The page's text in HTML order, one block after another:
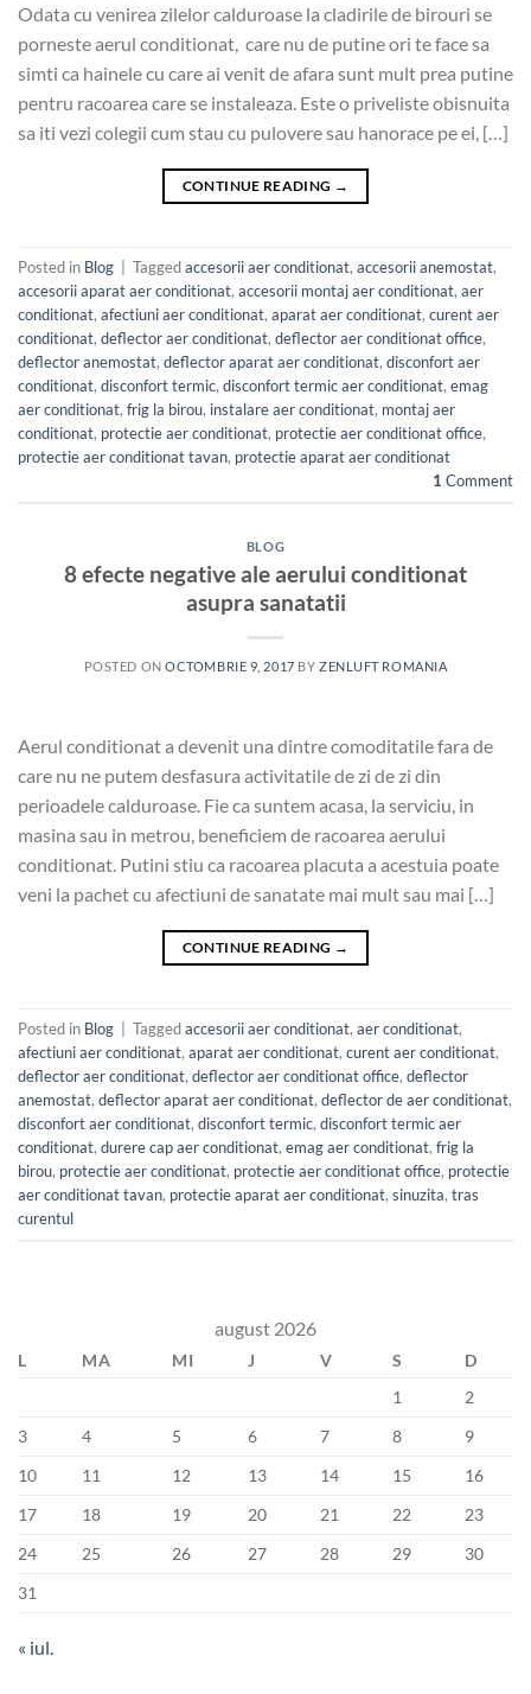
Odata cu venirea zilelor calduroase la cladirile de birouri se
porneste aerul conditionat, care nu de putine ori te face sa
simti ca hainele cu care ai venit de afara sunt mult prea putine
pentru racoarea care se instaleaza. Este o priveliste obisnuita
sa iti vezi colegii cum stau cu pulovere sau hanorace pe ei, […]
CONTINUE READING →
Posted in Blog Taggedaccesorii aer conditionat, accesorii anemostat,
accesorii aparat aer conditionat, accesorii montaj aer conditionat, aer
conditionat, afectiuni aer conditionat, aparat aer conditionat, curent aer
conditionat, deflector aer conditionat, deflector aer conditionat office,
deflector anemostat, deflector aparat aer conditionat, disconfort aer
conditionat, disconfort termic, disconfort termic aer conditionat, emag
aer conditionat, frig la birou, instalare aer conditionat, montaj aer
conditionat, protectie aer conditionat, protectie aer conditionat office,
protectie aer conditionat tavan, protectie aparat aer conditionat
1 Comment
BLOG
8 efecte negative ale aerului conditionat
asupra sanatatii
POSTED ONOCTOMBRIE 9, 2017 BY ZENLUFT ROMANIA
Aerul conditionat a devenit una dintre comoditatile fara de
care nu ne putem desfasura activitatile de zi de zi din
perioadele calduroase. Fie ca suntem acasa, la serviciu, in
masina sau in metrou, beneficiem de racoarea aerului
conditionat. Putini stiu ca racoarea placuta a acestuia poate
veni la pachet cu afectiuni de sanatate mai mult sau mai […]
CONTINUE READING →
Posted in Blog Taggedaccesorii aer conditionat, aer conditionat,
afectiuni aer conditionat, aparat aer conditionat, curent aer conditionat,
deflector aer conditionat, deflector aer conditionat office, deflector
anemostat, deflector aparat aer conditionat, deflector de aer conditionat,
disconfort aer conditionat, disconfort termic, disconfort termic aer
conditionat, durere cap aer conditionat, emag aer conditionat, frig la
birou, protectie aer conditionat, protectie aer conditionat office, protectie
aer conditionat tavan, protectie aparat aer conditionat, sinuzita, tras
curentul
august 2026
L MA MI J V S
D
1
2
3
4 5 6 7 8
9
10
11 12 13 14 15
16
17
18 19 20 21 22
23
24
25 26 27 28 29
30
31
« iul.